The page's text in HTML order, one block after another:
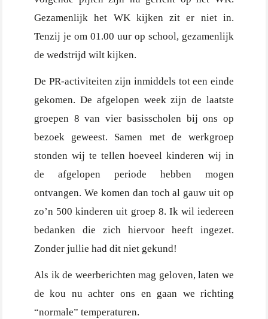
Gezamenlijk het WK kijken zit er niet in.
Tenzij je om 01.00 uur op school, gezamenlijk
de wedstrijd wilt kijken.
De PR-activiteiten zijn inmiddels tot een einde
gekomen. De afgelopen week zijn de laatste
groepen 8 van vier basisscholen bij ons op
bezoek geweest. Samen met de werkgroep
stonden wij te tellen hoeveel kinderen wij in
de afgelopen periode hebben mogen
ontvangen. We komen dan toch al gauw uit op
zo’n 500 kinderen uit groep 8. Ik wil iedereen
bedanken die zich hiervoor heeft ingezet.
Zonder jullie had dit niet gekund!
Als ik de weerberichten mag geloven, laten we
de kou nu achter ons en gaan we richting
“normale” temperaturen.